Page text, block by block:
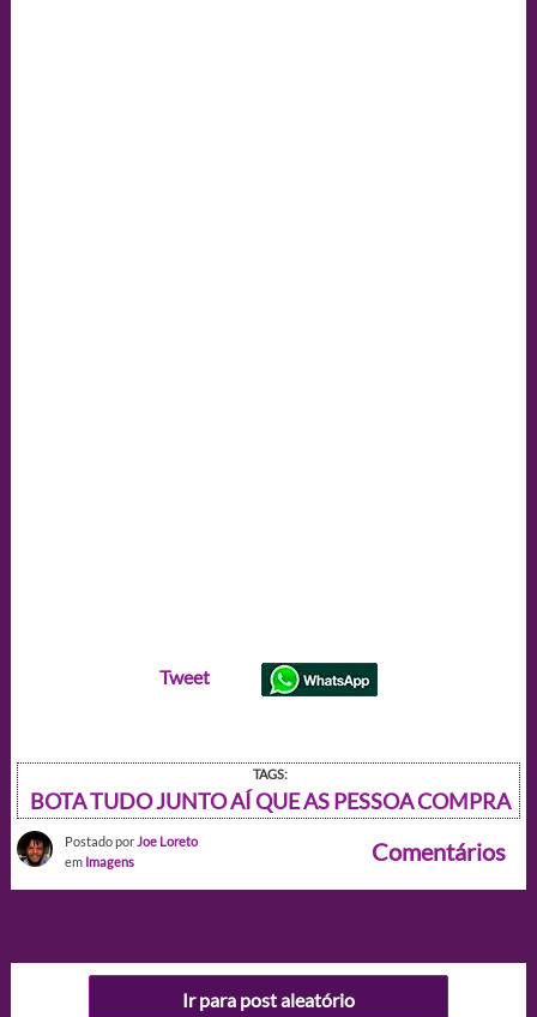
Tweet
TAGS:
BOTA TUDO JUNTO AÍ QUE AS PESSOA COMPRA
Postado por Joe Loreto
em Imagens Comentários
Ir para post aleatório